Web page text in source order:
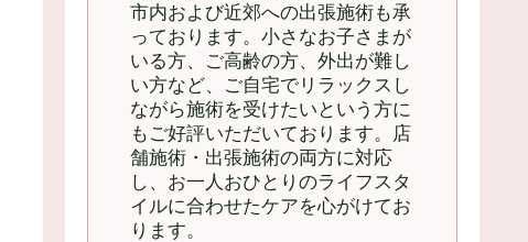
市内および近郊への出張施術も承
っております。小さなお子さまが
いる方、ご高齢の方、外出が難し
い方など、ご自宅でリラックスし
ながら施術を受けたいという方に
もご好評いただいております。店
舗施術・出張施術の両方に対応
し、お一人おひとりのライフスタ
イルに合わせたケアを心がけてお
ります。